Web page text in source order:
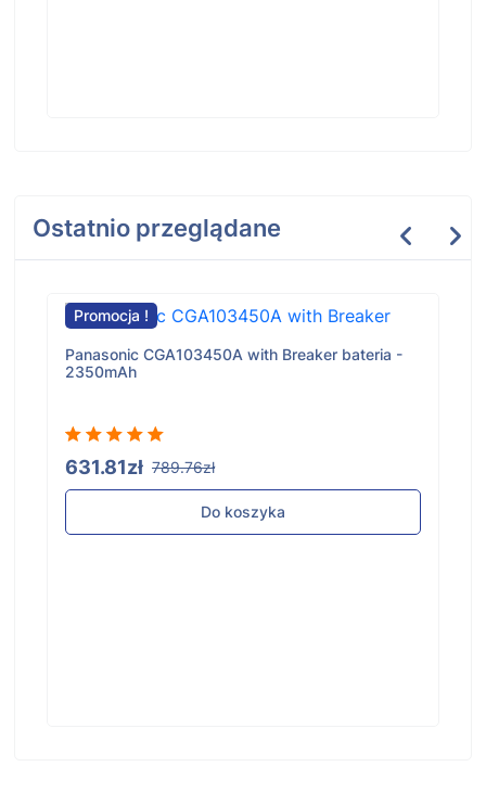
Ostatnio przeglądane
Promocja !
Panasonic CGA103450A with Breaker bateria -
2350mAh
631.81zł 789.76zł
Do koszyka